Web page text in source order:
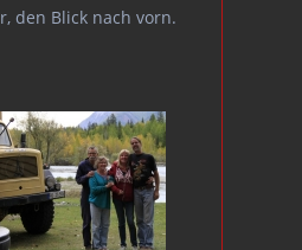
den Blick nach vorn.